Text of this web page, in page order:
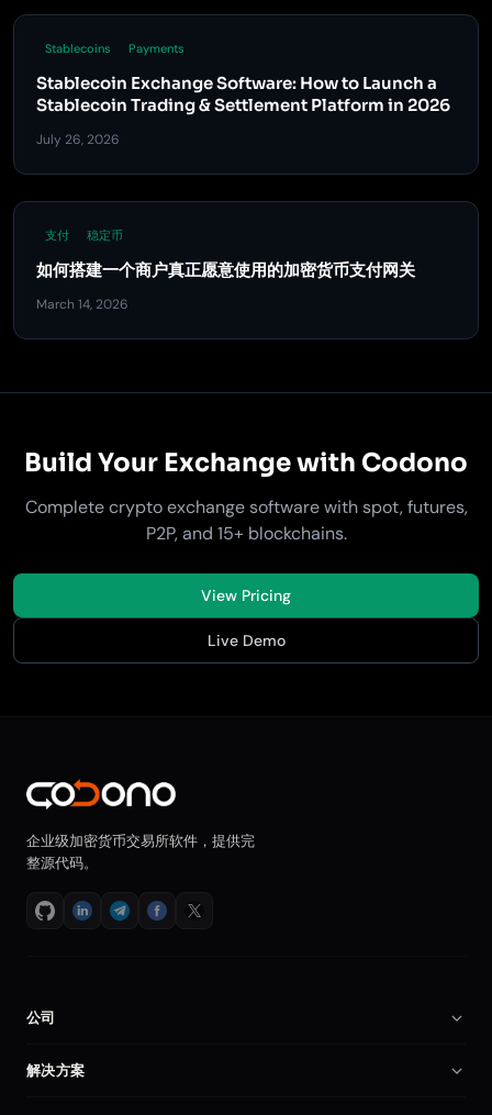
Stablecoins Payments
Stablecoin Exchange Software: How to Launch a
Stablecoin Trading & Settlement Platform in 2026
July 26, 2026
支付 稳定币
如何搭建一个商户真正愿意使用的加密货币支付网关
March 14, 2026
Build Your Exchange with Codono
Complete crypto exchange software with spot, futures,
P2P, and 15+ blockchains.
View Pricing
Live Demo
企业级加密货币交易所软件，提供完
整源代码。
公司
关于我们
解决方案